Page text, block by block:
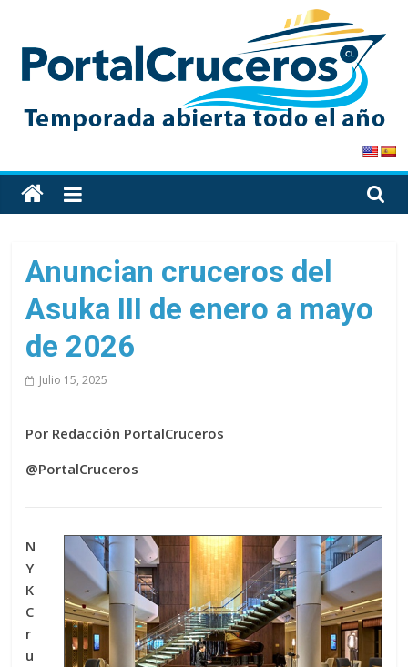
content
PortalCruceros
Toda
la
cruceros
un
solo
Anuncian cruceros del
Asuka III de enero a mayo
de 2026
Julio 15, 2025
Por Redacción PortalCruceros
@PortalCruceros
N
Y
K
C
r
u